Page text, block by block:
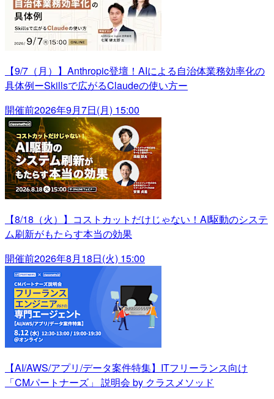
【9/7（月）】Anthropic登壇！AIによる自治体業務効率化の
具体例ーSkillsで広がるClaudeの使い方ー
開催前2026年9月7日(月) 15:00
【8/18（火）】コストカットだけじゃない！AI駆動のシステ
ム刷新がもたらす本当の効果
開催前2026年8月18日(火) 15:00
【AI/AWS/アプリ/データ案件特集】ITフリーランス向け
「CMパートナーズ」 説明会 by クラスメソッド